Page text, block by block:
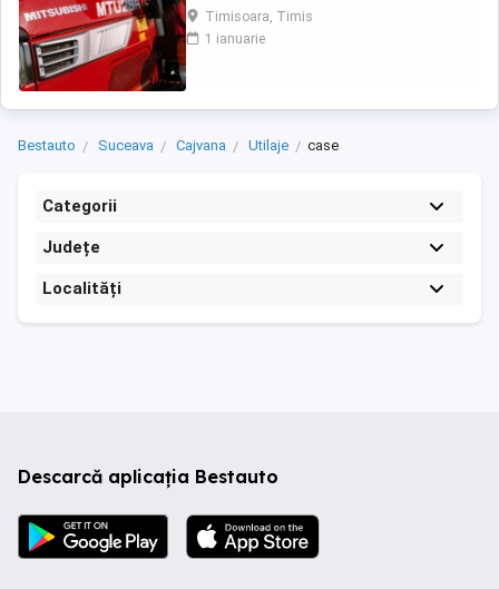
tractor proiectat și fabricat integral în
Japonia, recunoscut pentru fiabilitatea sa
legendară și eficiența în spații restrânse. Ideal
Timisoara, Timis
1 ianuarie
Bestauto Suceava Cajvana Utilaje case
Categorii
Județe
Localități
Descarcă aplicația Bestauto